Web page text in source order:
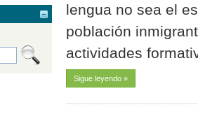
lengua no sea el
población
actividades
Sigue leyendo »